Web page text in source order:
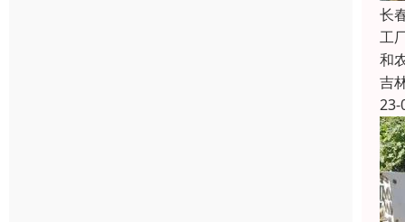
长
工
和
吉
23-